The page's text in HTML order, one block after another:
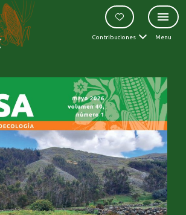
Contribuciones Menu